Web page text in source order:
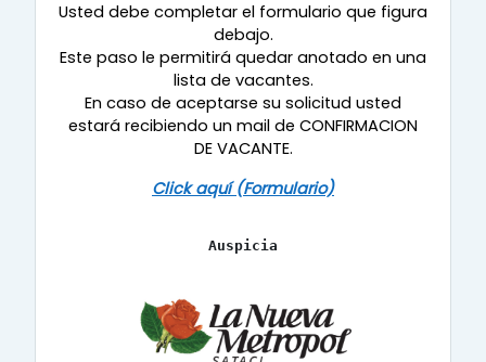
Usted debe completar el formulario que figura
debajo.
Este paso le permitirá quedar anotado en una
lista de vacantes.
En caso de aceptarse su solicitud usted
estará recibiendo un mail de CONFIRMACION
DE VACANTE.
Click aquí (Formulario)
Auspicia